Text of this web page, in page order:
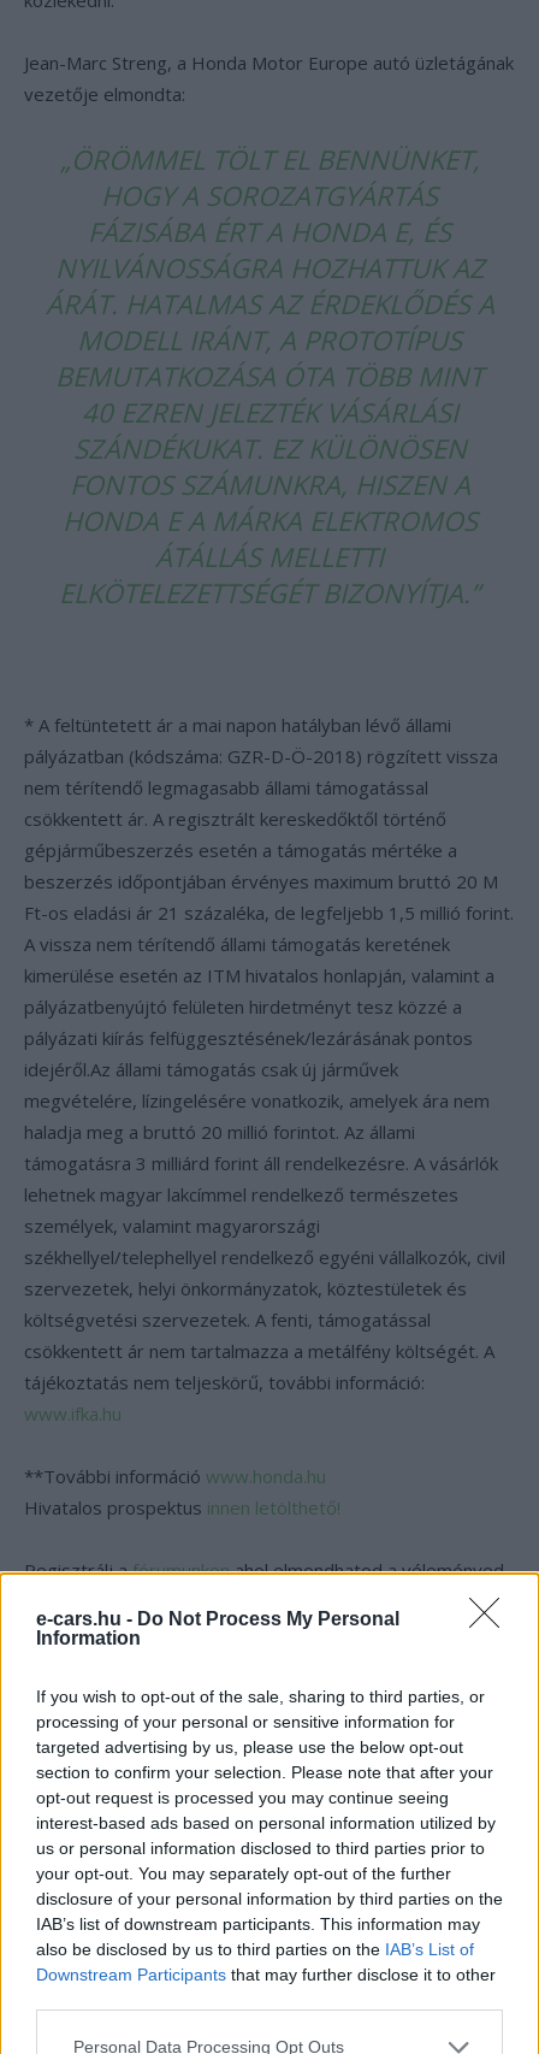
e-cars.hu - Do Not Process My Personal
Information
If you wish to opt-out of the sale, sharing to third parties, or
processing of your personal or sensitive information for
targeted advertising by us, please use the below opt-out
section to confirm your selection. Please note that after your
opt-out request is processed you may continue seeing
interest-based ads based on personal information utilized by
us or personal information disclosed to third parties prior to
your opt-out. You may separately opt-out of the further
disclosure of your personal information by third parties on the
IAB’s list of downstream participants. This information may
also be disclosed by us to third parties on the IAB’s List of
Downstream Participants that may further disclose it to other
Personal Data Processing Opt Outs
Jean-Marc Streng, a Honda Motor Europe autó üzletágának
vezetője elmondta:
„ÖRÖMMEL TÖLT EL BENNÜNKET,
HOGY A SOROZATGYÁRTÁS
FÁZISÁBA ÉRT A HONDA E, ÉS
NYILVÁNOSSÁGRA HOZHATTUK AZ
ÁRÁT. HATALMAS AZ ÉRDEKLŐDÉS A
MODELL IRÁNT, A PROTOTÍPUS
BEMUTATKOZÁSA ÓTA TÖBB MINT
40 EZREN JELEZTÉK VÁSÁRLÁSI
SZÁNDÉKUKAT. EZ KÜLÖNÖSEN
FONTOS SZÁMUNKRA, HISZEN A
HONDA E A MÁRKA ELEKTROMOS
ÁTÁLLÁS MELLETTI
ELKÖTELEZETTSÉGÉT BIZONYÍTJA.”
* A feltüntetett ár a mai napon hatályban lévő állami
pályázatban (kódszáma: GZR-D-Ö-2018) rögzített vissza
nem térítendő legmagasabb állami támogatással
csökkentett ár. A regisztrált kereskedőktől történő
gépjárműbeszerzés esetén a támogatás mértéke a
beszerzés időpontjában érvényes maximum bruttó 20 M
Ft-os eladási ár 21 százaléka, de legfeljebb 1,5 millió forint.
A vissza nem térítendő állami támogatás keretének
kimerülése esetén az ITM hivatalos honlapján, valamint a
pályázatbenyújtó felületen hirdetményt tesz közzé a
pályázati kiírás felfüggesztésének/lezárásának pontos
idejéről.Az állami támogatás csak új járművek
megvételére, lízingelésére vonatkozik, amelyek ára nem
haladja meg a bruttó 20 millió forintot. Az állami
támogatásra 3 milliárd forint áll rendelkezésre. A vásárlók
lehetnek magyar lakcímmel rendelkező természetes
személyek, valamint magyarországi
székhellyel/telephellyel rendelkező egyéni vállalkozók, civil
szervezetek, helyi önkormányzatok, köztestületek és
költségvetési szervezetek. A fenti, támogatással
csökkentett ár nem tartalmazza a metálfény költségét. A
tájékoztatás nem teljeskörű, további információ:
www.ifka.hu
**További információ www.honda.hu
Hivatalos prospektus innen letölthető!
Regisztrálj afórumunkonahol elmondhatod a véleményed
club,
e-autó tulajdonosoktól, e-autó tulajoknak és
érdeklődőknek”egyaránt!https://ecarsforum.hu/
Kövesd az e-cars.hu-t a Facebookon is, további
tartalmakért!
CÍMKÉK Ár Honda Honda E Magyarország